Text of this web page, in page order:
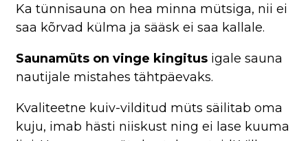
Ka tünnisauna on hea minna mütsiga, nii ei
saa kõrvad külma ja sääsk ei saa kallale.
Saunamüts on vinge kingitus igale sauna
nautijale mistahes tähtpäevaks.
Kvaliteetne kuiv-vilditud müts säilitab oma
kuju, imab hästi niiskust ning ei lase kuuma